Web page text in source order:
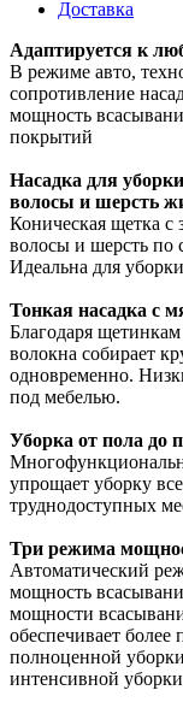
Доставка
Адаптируется к
В режиме авто,
сопротивление
мощность
покрытий
Насадка для
волосы и шерсть
Коническая щетка с
волосы и шерсть по
Идеальна для
Тонкая насадка с
Благодаря щетинкам
волокна собирает
одновременно.
под мебелью.
Уборка от пола до
упрощает уборку
труднодоступных
Три режима
Автоматический
мощность
мощности
обеспечивает
полноценной
интенсивной